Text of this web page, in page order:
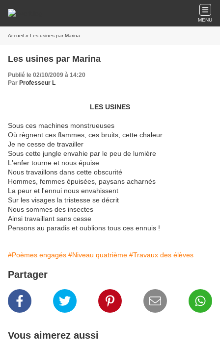
MENU
Accueil » Les usines par Marina
Les usines par Marina
Publié le 02/10/2009 à 14:20
Par Professeur L
LES USINES
Sous ces machines monstrueuses
Où règnent ces flammes, ces bruits, cette chaleur
Je ne cesse de travailler
Sous cette jungle envahie par le peu de lumière
L'enfer tourne et nous épuise
Nous travaillons dans cette obscurité
Hommes, femmes épuisées, paysans acharnés
La peur et l'ennui nous envahissent
Sur les visages la tristesse se décrit
Nous sommes des insectes
Ainsi travaillant sans cesse
Pensons au paradis et oublions tous ces ennuis !
#Poèmes engagés #Niveau quatrième #Travaux des élèves
Partager
Vous aimerez aussi